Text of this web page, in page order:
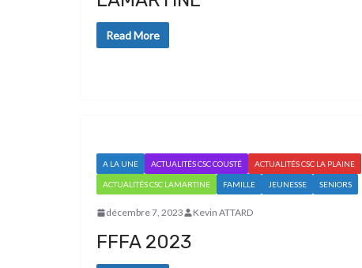
Read More
A LA UNE ACTUALITÉS CSC COUSTÉ ACTUALITÉS CSC LA PLAINE
ACTUALITÉS CSC LAMARTINE FAMILLE JEUNESSE SENIORS
décembre 7, 2023 Kevin ATTARD
FFFA 2023